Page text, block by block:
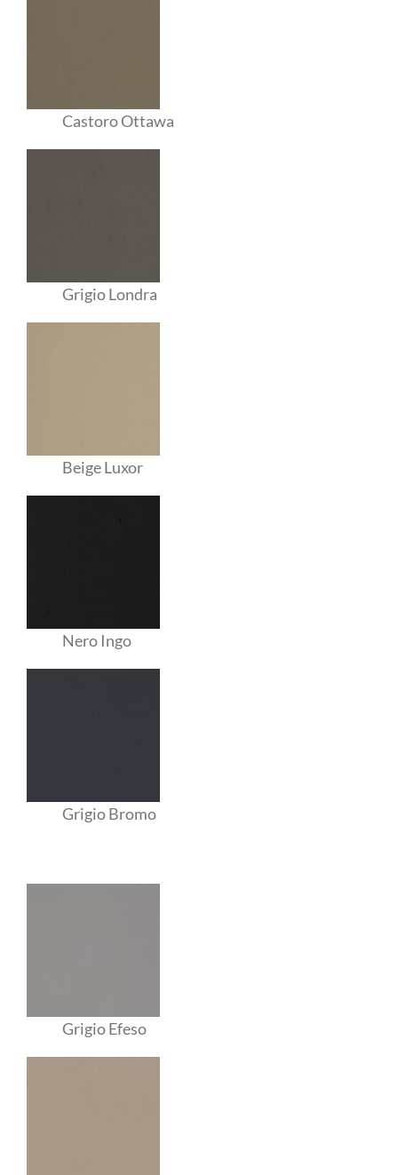
Castoro Ottawa
Grigio Londra
Beige Luxor
Nero Ingo
Grigio Bromo
Grigio Efeso